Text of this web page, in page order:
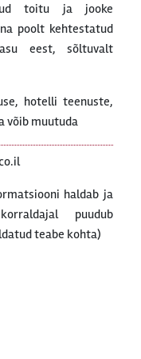
toitu ja jooke
poolt kehtestatud
eest, sõltuvalt
hotelli teenuste,
võib muutuda
haldab ja
puudub
teabe kohta)